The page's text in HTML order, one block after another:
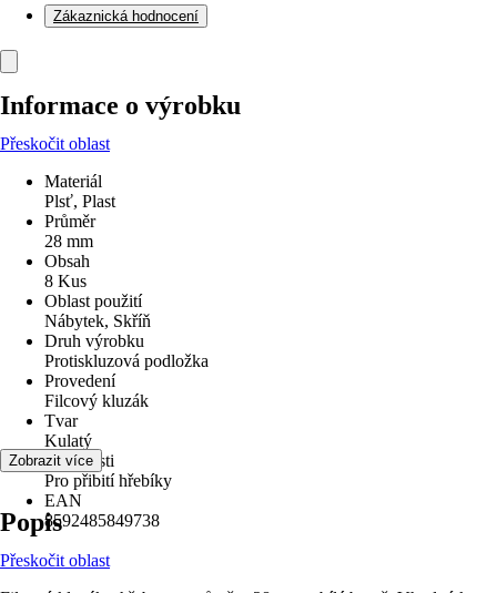
Zákaznická hodnocení
Informace o výrobku
Přeskočit oblast
Materiál
Plsť, Plast
Průměr
28 mm
Obsah
8 Kus
Oblast použití
Nábytek, Skříň
Druh výrobku
Protiskluzová podložka
Provedení
Filcový kluzák
Tvar
Kulatý
Vlastnosti
Pro přibití hřebíky
EAN
8592485849738
Zobrazit více
Popis
Přeskočit oblast